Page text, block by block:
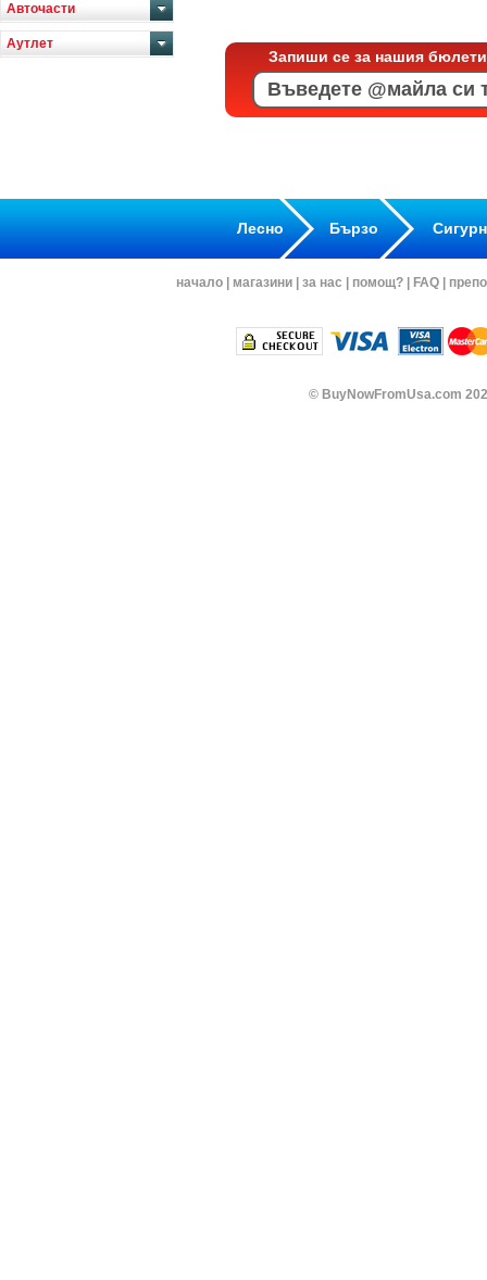
Авточасти
Аутлет
Запиши се за нашия
Лесно Бързо
начало магазини за нас помощ? FAQ
© BuyNowFromUsa.com